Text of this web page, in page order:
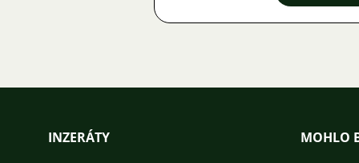
INZERÁTY MOHLO